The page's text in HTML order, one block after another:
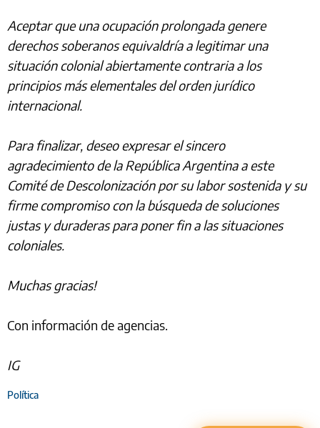
Aceptar que una ocupación prolongada genere
derechos soberanos equivaldría a legitimar una
situación colonial abiertamente contraria a los
principios más elementales del orden jurídico
internacional.
Para finalizar, deseo expresar el sincero
agradecimiento de la República Argentina a este
Comité de Descolonización por su labor sostenida y su
firme compromiso con la búsqueda de soluciones
justas y duraderas para poner fin a las situaciones
coloniales.
Muchas gracias!
Con información de agencias.
IG
Política